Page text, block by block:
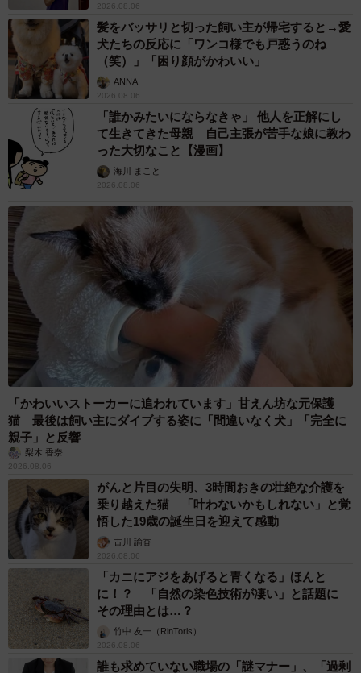
2026.08.06
髪をバッサリと切った飼い主が帰宅すると→愛
犬たちの反応に「ワンコ様でも戸惑うのね
（笑）」「困り顔がかわいい」
ANNA
2026.08.06
「誰かみたいにならなきゃ」 他人を正解にし
て生きてきた母親 自己主張が苦手な娘に教わ
った大切なこと【漫画】
海川 まこと
2026.08.06
「かわいいストーカーに追われています」甘えん坊な元保護
猫 最後は飼い主にダイブする姿に「間違いなく犬」「完全に
親子」と反響
梨木 香奈
2026.08.06
がんと片目の失明、3時間おきの壮絶な介護を
乗り越えた猫 「叶わないかもしれない」と覚
悟した19歳の誕生日を迎えて感動
古川 諭香
2026.08.06
「カニにアジをあげると青くなる」ほんと
に！？ 「自然の染色技術が凄い」と話題に
その理由とは…？
竹中 友一（RinToris）
2026.08.06
誰も求めていない職場の「謎マナー」、「過剰